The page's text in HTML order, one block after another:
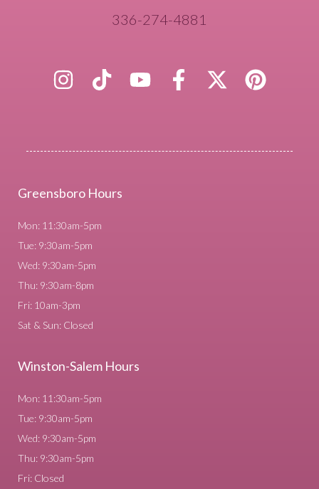
336-274-4881
Greensboro Hours
Mon: 11:30am-5pm
Tue: 9:30am-5pm
Wed: 9:30am-5pm
Thu: 9:30am-8pm
Fri: 10am-3pm
Sat & Sun: Closed
Winston-Salem Hours
Mon: 11:30am-5pm
Tue: 9:30am-5pm
Wed: 9:30am-5pm
Thu: 9:30am-5pm
Fri: Closed